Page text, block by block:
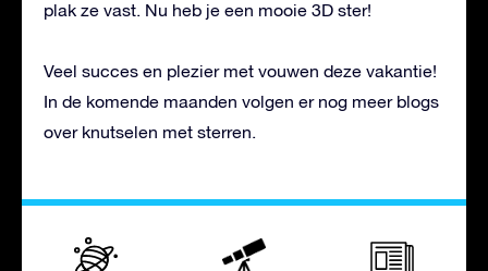
plak ze vast. Nu heb je een mooie 3D ster!
Veel succes en plezier met vouwen deze vakantie!
In de komende maanden volgen er nog meer blogs
over knutselen met sterren.